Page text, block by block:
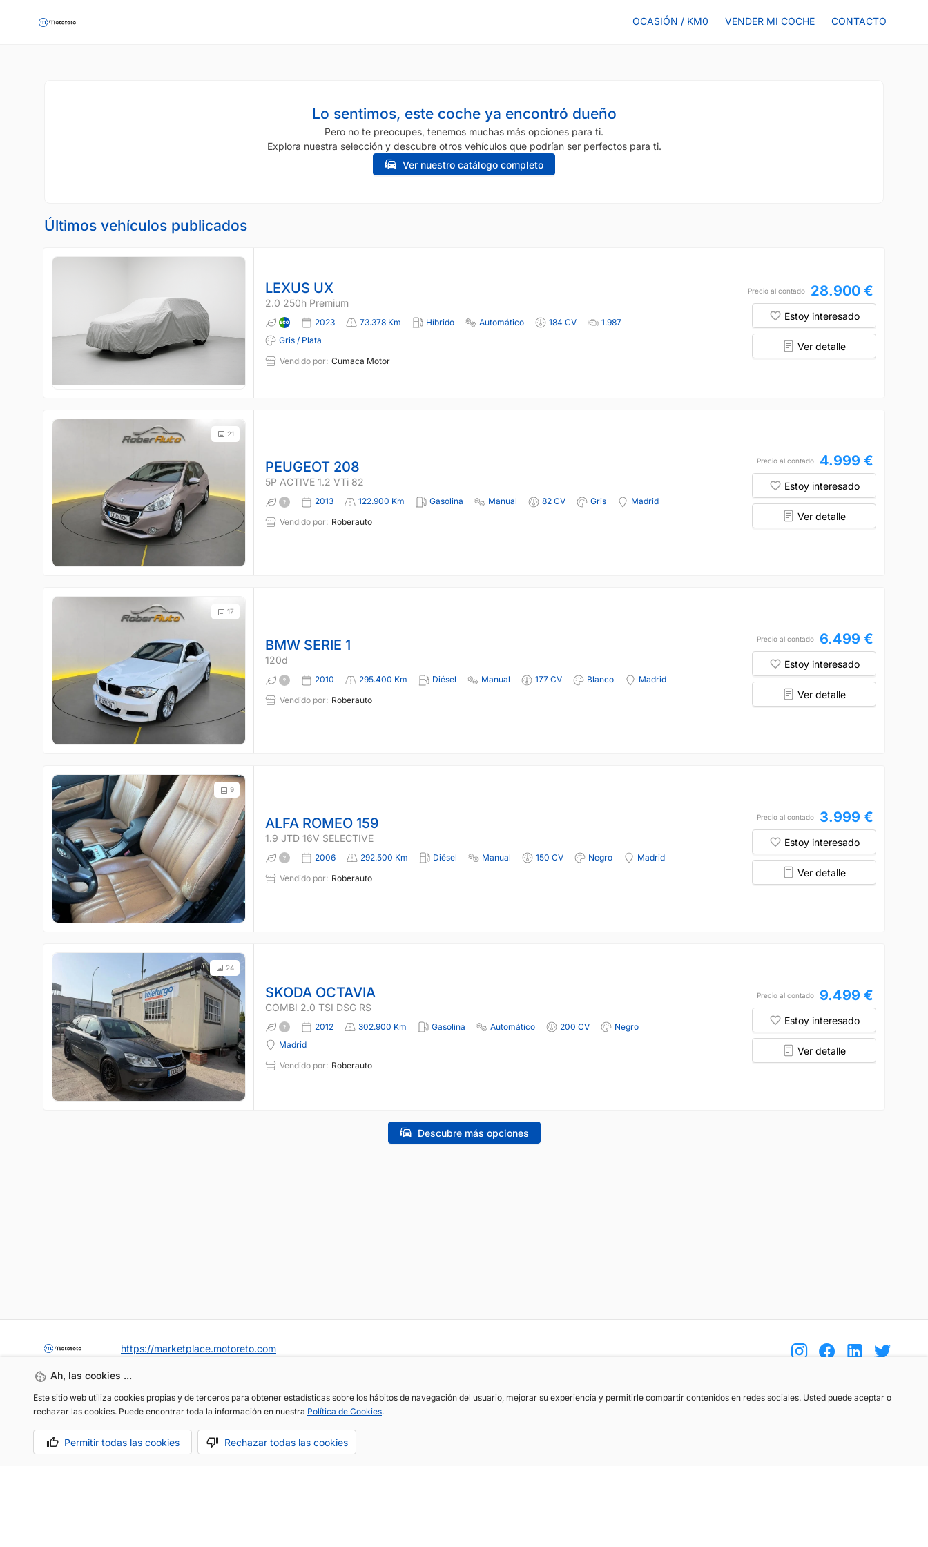
OCASIÓN / KM0 VENDER MI COCHE CONTACTO
Lo sentimos, este coche ya encontró dueño
Pero no te preocupes, tenemos muchas más opciones para ti.
Explora nuestra selección y descubre otros vehículos que podrían ser perfectos para ti.
Ver nuestro catálogo completo
Últimos vehículos publicados
LEXUS UX
2.0 250h Premium
2023 73.378 Km Híbrido Automático 184 CV
1.987
Gris / Plata
Vendido por: Cumaca Motor
Precio al contado 28.900 €
Estoy interesado
Ver detalle
21
PEUGEOT 208
5P ACTIVE 1.2 VTi 82
2013 122.900 Km Gasolina Manual 82 CV Gris
Madrid
Vendido por: Roberauto
Precio al contado 4.999 €
Estoy interesado
Ver detalle
17
BMW SERIE 1
120d
2010 295.400 Km Diésel Manual 177 CV Blanco
Madrid
Vendido por: Roberauto
Precio al contado 6.499 €
Estoy interesado
Ver detalle
9
ALFA ROMEO 159
1.9 JTD 16V SELECTIVE
2006 292.500 Km Diésel Manual 150 CV Negro
Madrid
Vendido por: Roberauto
Precio al contado 3.999 €
Estoy interesado
Ver detalle
24
SKODA OCTAVIA
COMBI 2.0 TSI DSG RS
2012 302.900 Km Gasolina Automático 200 CV
Negro
Madrid
Vendido por: Roberauto
Precio al contado 9.499 €
Estoy interesado
Ver detalle
Descubre más opciones
Ah, las cookies ...
Este sitio web utiliza cookies propias y de terceros para obtener estadísticas sobre los hábitos de navegación del usuario, mejorar su experiencia y permitirle compartir contenidos en redes sociales. Usted puede aceptar o
rechazar las cookies. Puede encontrar toda la información en nuestra Política de Cookies.
Permitir todas las cookies Rechazar todas las cookies
https://marketplace.motoreto.com